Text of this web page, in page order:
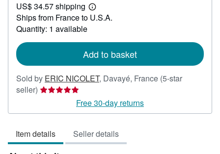
21.37
US$ 34.57 shipping
Learn
more
Ships from France to U.S.A.
Quantity: 1 available
Add to basket
Sold by ERIC NICOLET, Davayé, France (5-star
seller) Seller
5
of
5
Free 30-day returns
Item details Seller details